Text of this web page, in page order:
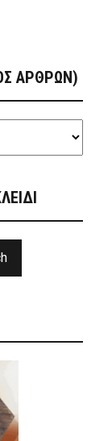
ΑΡΘΡΩΝ)